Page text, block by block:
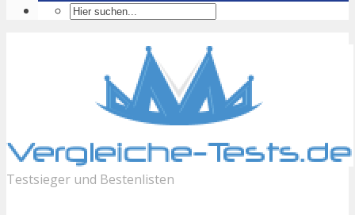
Testsieger und Bestenlisten